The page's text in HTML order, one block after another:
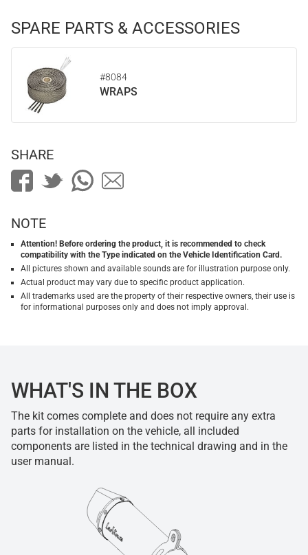
SPARE PARTS & ACCESSORIES
#8084
WRAPS
SHARE
NOTE
Attention! Before ordering the product, it is recommended to check
compatibility with the Type indicated on the Vehicle Identification Card.
All pictures shown and available sounds are for illustration purpose only.
Actual product may vary due to specific product application.
All trademarks used are the property of their respective owners, their use is
for informational purposes only and does not imply approval.
WHAT'S IN THE BOX
The kit comes complete and does not require any extra
parts for installation on the vehicle, all included
components are listed in the technical drawing and in the
user manual.